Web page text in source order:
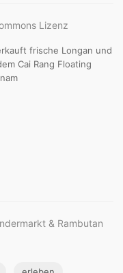
Lizenz
frische Longan und
Cai Rang Floating
& Rambutan